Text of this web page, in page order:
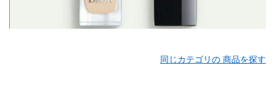
同じカテゴリの 商品を探す